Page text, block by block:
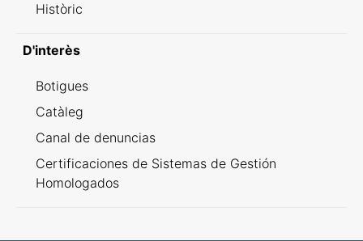
Històric
D'interès
Botigues
Catàleg
Canal de denuncias
Certificaciones de Sistemas de Gestión
Homologados